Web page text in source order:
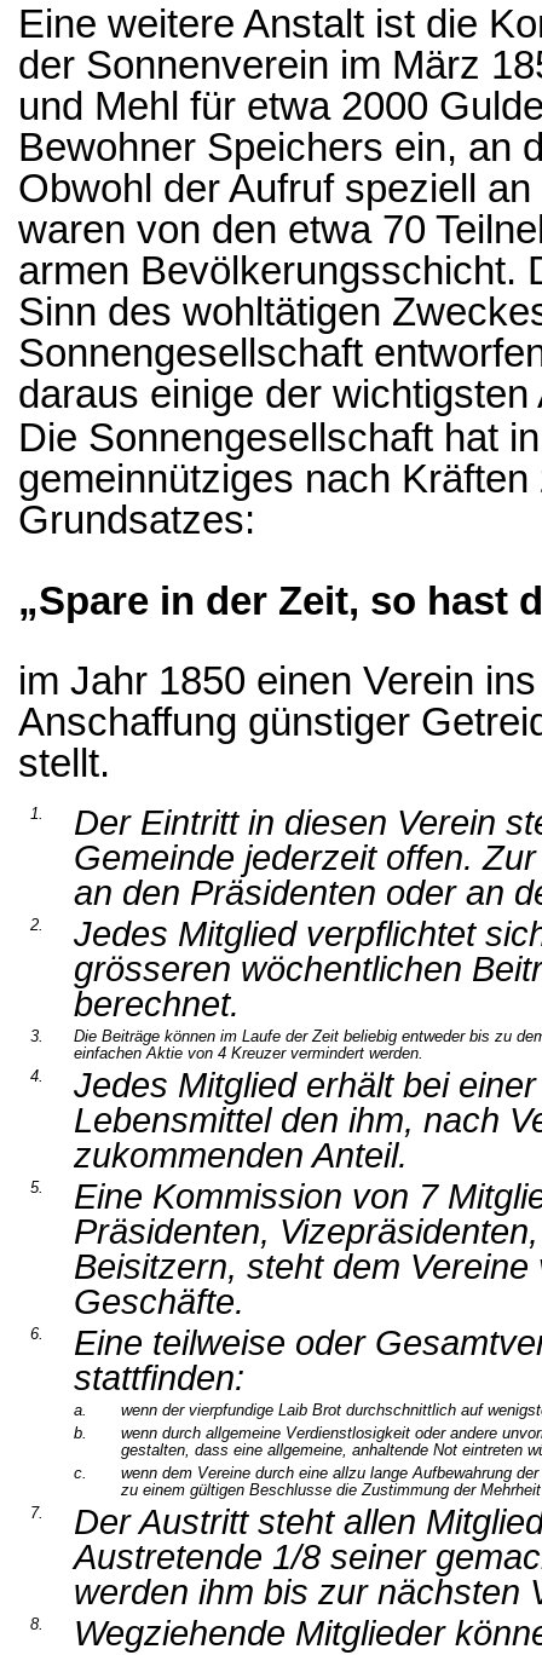
Eine weitere Anstalt ist die
der Sonnenverein im März
und Mehl für etwa 2000
Bewohner Speichers ein, an
Obwohl der Aufruf speziell
waren von den etwa 70
armen Bevölkerungsschicht.
Sinn des wohltätigen
Sonnengesellschaft
daraus einige der
Die Sonnengesellschaft hat
gemeinnütziges nach
Grundsatzes:
„Spare in der Zeit, so hast
im Jahr 1850 einen Verein
Anschaffung günstiger
stellt.
1.
Der Eintritt in diesen Verein
Gemeinde jederzeit offen.
an den Präsidenten oder an
2.
Jedes Mitglied verpflichtet
grösseren wöchentlichen
berechnet.
3.
Die Beiträge können im Laufe der Zeit beliebig entweder bis zu
einfachen Aktie von 4 Kreuzer vermindert werden.
4.
Jedes Mitglied erhält bei
Lebensmittel den ihm, nach
zukommenden Anteil.
5.
Eine Kommission von 7
Präsidenten,
Beisitzern, steht dem
Geschäfte.
6.
Eine teilweise oder
stattfinden:
a.
wenn der vierpfundige Laib Brot durchschnittlich auf
b.
wenn durch allgemeine Verdienstlosigkeit oder andere
gestalten, dass eine allgemeine, anhaltende Not eintreten
c.
wenn dem Vereine durch eine allzu lange Aufbewahrung
zu einem gültigen Beschlusse die Zustimmung der
7.
Der Austritt steht allen
Austretende 1/8 seiner
werden ihm bis zur nächsten
8.
Wegziehende Mitglieder